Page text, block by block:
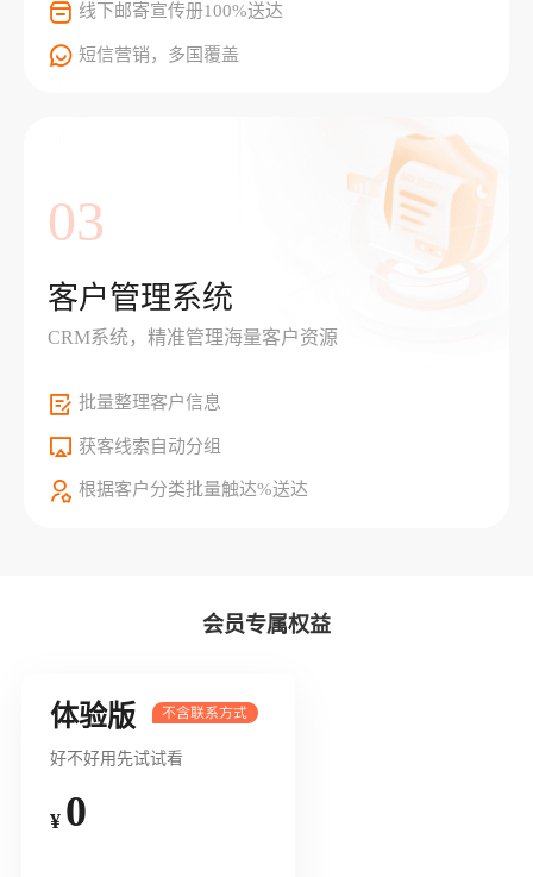
线下邮寄宣传册100%送达
短信营销，多国覆盖
03
客户管理系统
CRM系统，精准管理海量客户资源
批量整理客户信息
获客线索自动分组
根据客户分类批量触达%送达
会员专属权益
体验版
好不好用先试试看
¥ 0